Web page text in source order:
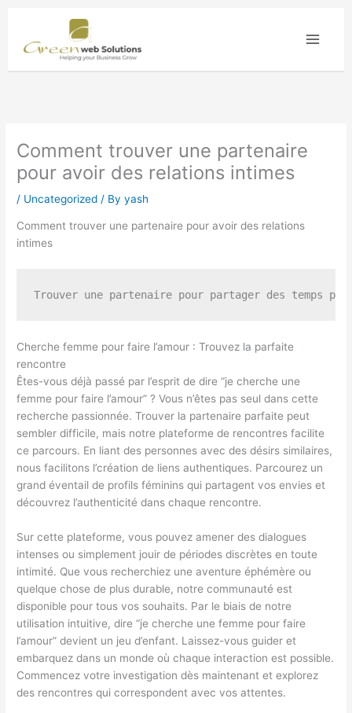
content
Comment trouver une partenaire
pour avoir des relations intimes
/ Uncategorized / Byyash
Comment trouver une partenaire pour avoir des relations
intimes
Cherche femme pour faire l’amour : Trouvez la parfaite
rencontre
Êtes-vous déjà passé par l’esprit de dire “je cherche une
femme pour faire l’amour” ? Vous n’êtes pas seul dans cette
recherche passionnée. Trouver la partenaire parfaite peut
sembler difficile, mais notre plateforme de rencontres facilite
ce parcours. En liant des personnes avec des désirs similaires,
nous facilitons l’création de liens authentiques. Parcourez un
grand éventail de profils féminins qui partagent vos envies et
découvrez l’authenticité dans chaque rencontre.
Sur cette plateforme, vous pouvez amener des dialogues
intenses ou simplement jouir de périodes discrètes en toute
intimité. Que vous recherchiez une aventure éphémère ou
quelque chose de plus durable, notre communauté est
disponible pour tous vos souhaits. Par le biais de notre
utilisation intuitive, dire “je cherche une femme pour faire
l’amour” devient un jeu d’enfant. Laissez-vous guider et
embarquez dans un monde où chaque interaction est possible.
Commencez votre investigation dès maintenant et explorez
des rencontres qui correspondent avec vos attentes.